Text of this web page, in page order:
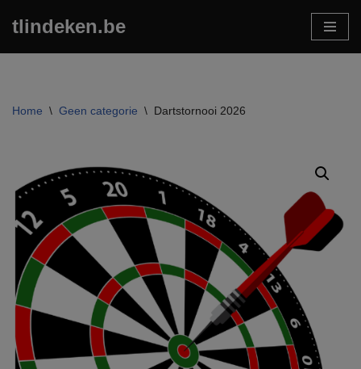
tlindeken.be
Home \ Geen categorie \ Dartstornooi 2026